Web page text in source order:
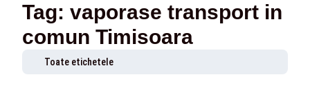
Tag: vaporase transport in
comun Timisoara
Toate etichetele